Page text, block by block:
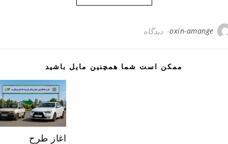
oxin-amange۰ دیدگاه
ممکن است شما همچنین مایل باشید
اغاز طرح